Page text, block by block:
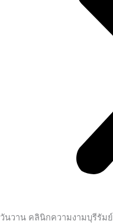
วันวาน คลินิกความงามบุรีรัมย์